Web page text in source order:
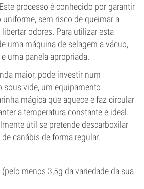
processo é conhecido por garantir
uniforme, sem risco de queimar a
odores. Para utilizar esta
uma máquina de selagem a vácuo,
uma panela apropriada.
maior, pode investir num
sous vide, um equipamento
mágica que aquece e faz circular
a temperatura constante e ideal.
útil se pretende descarboxilar
canábis de forma regular.
menos 3,5g da variedade da sua